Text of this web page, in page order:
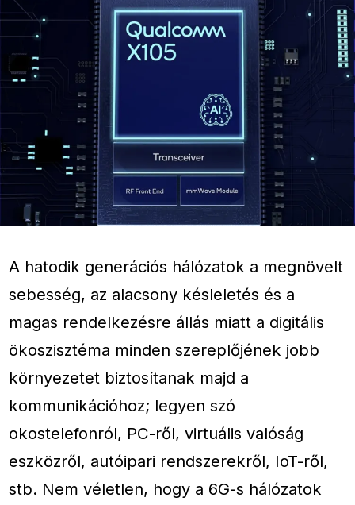
A hatodik generációs hálózatok a megnövelt
sebesség, az alacsony késleletés és a
magas rendelkezésre állás miatt a digitális
ökoszisztéma minden szereplőjének jobb
környezetet biztosítanak majd a
kommunikációhoz; legyen szó
okostelefonról, PC-ről, virtuális valóság
eszközről, autóipari rendszerekről, IoT-ről,
stb. Nem véletlen, hogy a 6G-s hálózatok